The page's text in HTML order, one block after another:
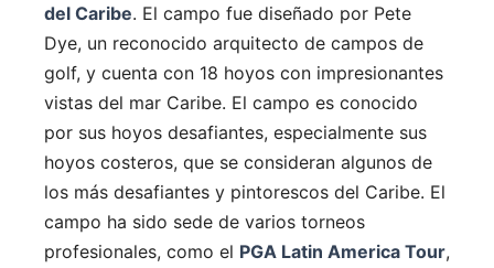
del Caribe. El campo fue diseñado por Pete
Dye, un reconocido arquitecto de campos de
golf, y cuenta con 18 hoyos con impresionantes
vistas del mar Caribe. El campo es conocido
por sus hoyos desafiantes, especialmente sus
hoyos costeros, que se consideran algunos de
los más desafiantes y pintorescos del Caribe. El
campo ha sido sede de varios torneos
profesionales, como el PGA Latin America Tour,